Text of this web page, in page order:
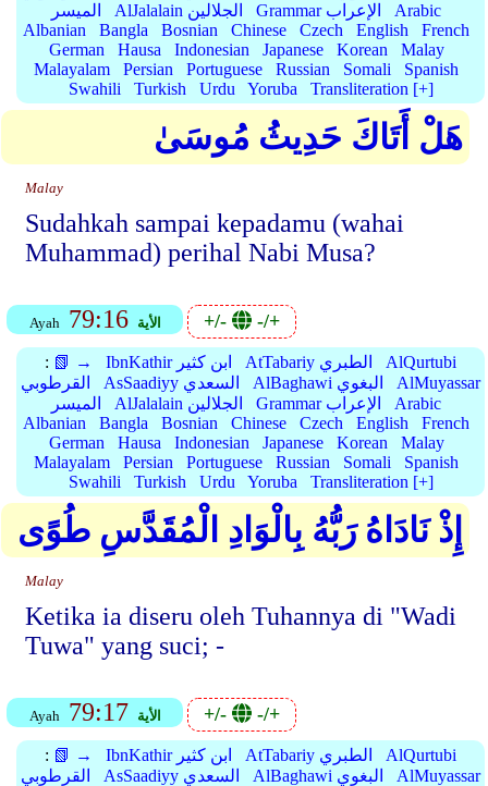
الميسر
AlJalalain الجلالين Grammar الإعراب
Arabic
Albanian
Bangla Bosnian Chinese Czech English
French
German
Hausa Indonesian Japanese Korean
Malay
Malayalam
Persian Portuguese Russian Somali
Spanish
Swahili
Turkish Urdu Yoruba Transliteration [+]
هَلْ أَتَاكَ حَدِيثُ مُوسَىٰ
Malay
Sudahkah sampai kepadamu (wahai
Muhammad) perihal Nabi Musa?
Ayah 79:16 الأية +/- -/+
: 📗 → IbnKathir ابن كثير AtTabariy الطبري
AlQurtubi
القرطوبي
AsSaadiyy السعدي AlBaghawi البغوي
AlMuyassar
الميسر
AlJalalain الجلالين Grammar الإعراب
Arabic
Albanian
Bangla Bosnian Chinese Czech English
French
German
Hausa Indonesian Japanese Korean
Malay
Malayalam
Persian Portuguese Russian Somali
Spanish
Swahili
Turkish Urdu Yoruba Transliteration [+]
إِذْ نَادَاهُ رَبُّهُ بِالْوَادِ الْمُقَدَّسِ طُوًى
Malay
Ketika ia diseru oleh Tuhannya di "Wadi
Tuwa" yang suci; -
Ayah 79:17 الأية +/- -/+
: 📗 → IbnKathir ابن كثير AtTabariy الطبري
AlQurtubi
القرطوبي
AsSaadiyy السعدي AlBaghawi البغوي
AlMuyassar